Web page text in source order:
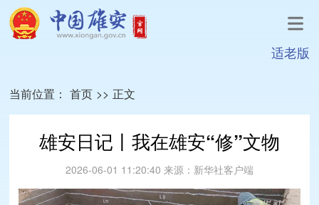
适老版
当前位置： 首页 >> 正文
雄安日记丨我在雄安“修”文物
2026-06-01 11:20:40 来源： 新华社客户端